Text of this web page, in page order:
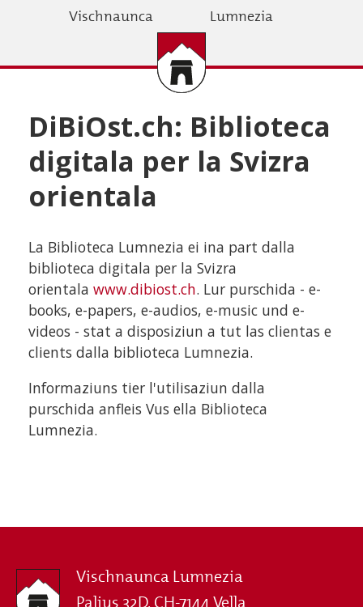
Vischnaunca Lumnezia
DiBiOst.ch: Biblioteca
digitala per la Svizra
orientala
La Biblioteca Lumnezia ei ina part dalla
biblioteca digitala per la Svizra
orientala www.dibiost.ch. Lur purschida - e-
books, e-papers, e-audios, e-music und e-
videos - stat a disposiziun a tut las clientas e
clients dalla biblioteca Lumnezia.
Informaziuns tier l'utilisaziun dalla
purschida anfleis Vus ella Biblioteca
Lumnezia.
Vischnaunca Lumnezia
Palius 32D, CH-7144 Vella